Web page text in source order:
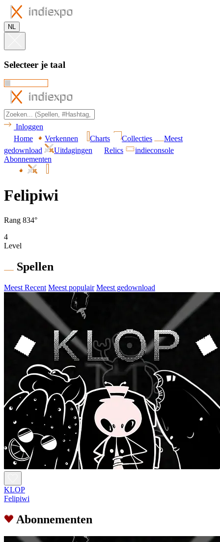
NL
Selecteer je taal
Inloggen
Home
Verkennen Charts Collecties
Meest
gedownload
Uitdagingen Relics
indieconsole
Abonnementen
Felipiwi
Rang 834°
4
Level
Spellen
Meest Recent Meest populair Meest gedownload
KLOP
Felipiwi
Abonnementen